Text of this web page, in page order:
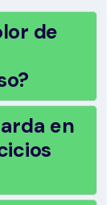
de
en